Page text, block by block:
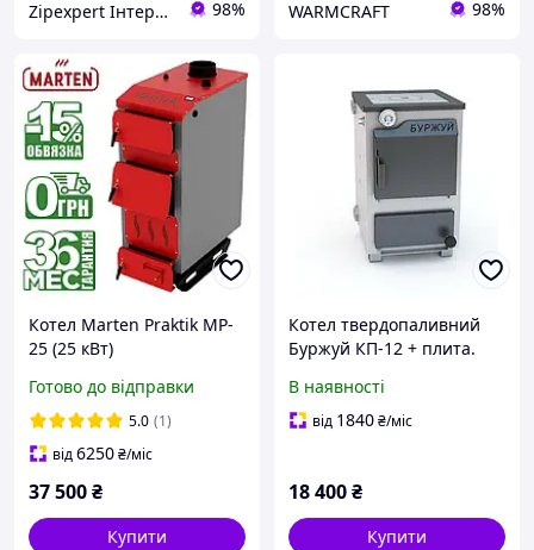
Zipexpert Iнтернет-магазин запчастин до побутовой технiки та iтнимних товарiв для дорослих 98% WARMCRAFT 98%
Котел Marten Praktik MP-
25 (25 кВт)
дров'яний водогрійний
Готово до відправки
5.0 (1)
від6250₴/міс
37 500₴
Купити
Котел твердопаливний
Буржуй КП-12 + плита.
В наявності
від 1840₴/міс
18 400₴
Купити